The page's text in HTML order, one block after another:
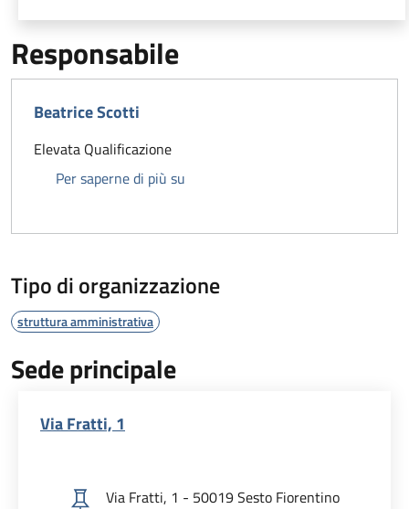
Responsabile
Beatrice Scotti
Elevata Qualificazione
Per saperne di più su
Tipo di organizzazione
struttura amministrativa
Sede principale
Via Fratti, 1
Via Fratti, 1 - 50019 Sesto Fiorentino